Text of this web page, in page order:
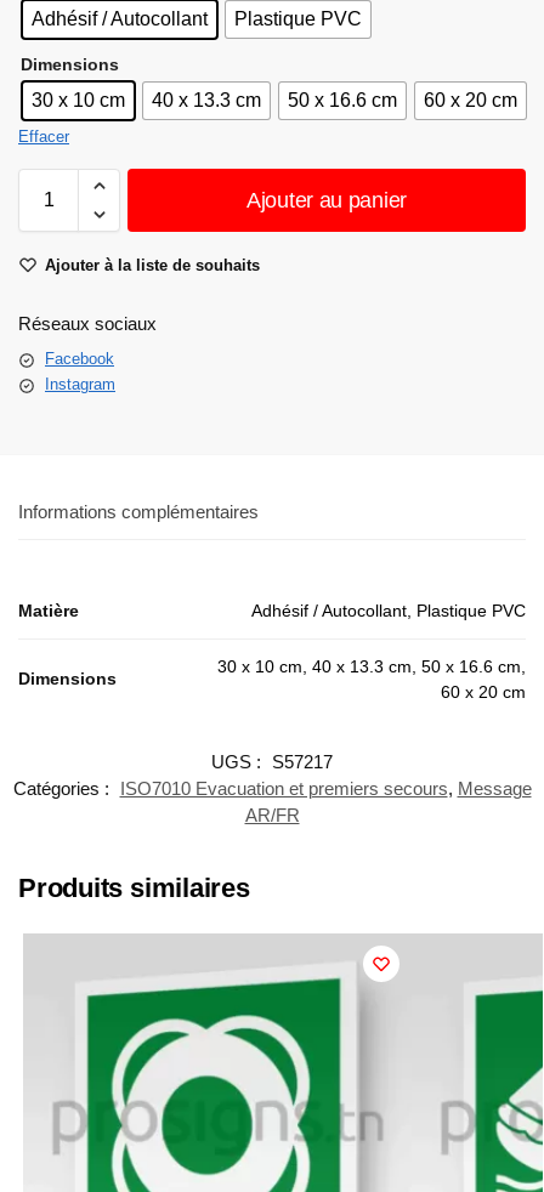
Adhésif / Autocollant Plastique PVC
Dimensions
30 x 10 cm 40 x 13.3 cm 50 x 16.6 cm 60 x 20 cm
Effacer
Ajouter au panier
Ajouter à la liste de souhaits
Réseaux sociaux
Facebook
Instagram
Informations complémentaires
Matière Adhésif / Autocollant, Plastique PVC
Dimensions
30 x 10 cm, 40 x 13.3 cm, 50 x 16.6 cm,
60 x 20 cm
UGS :
S57217
Catégories :
ISO7010 Evacuation et premiers secours, Message
AR/FR
Produits similaires